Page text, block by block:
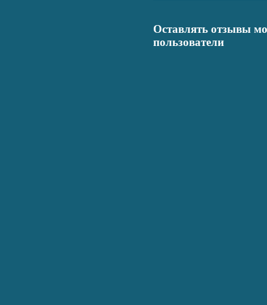
Оставлять отзывы
пользователи